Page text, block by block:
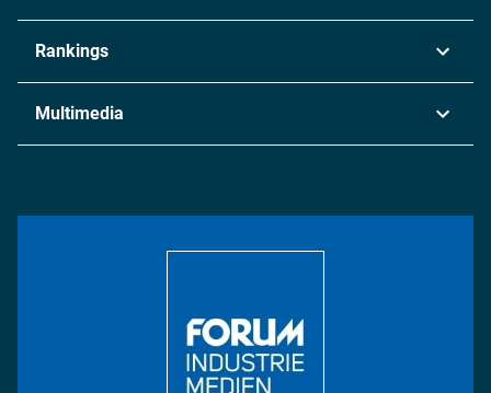
Chemie
Metall
Energie
Rankings
Multimedia